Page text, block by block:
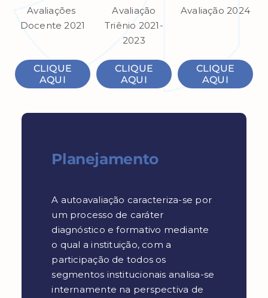
Avaliações
Docente 2021
CLIQUE
AQUI
Avaliação
Triênio 2021-
2023
CLIQUE
AQUI
Avaliação 2024
CLIQUE
AQUI
Planejamento
A autoavaliação caracteriza-se por
um processo de caráter
diagnóstico e formativo mediante
o qual a instituição, com a
participação de todos os
segmentos institucionais analisa-se
internamente na perspectiva de